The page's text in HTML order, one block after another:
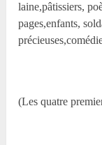
laine,pâtissiers,
pages,enfants,
(Les quatre